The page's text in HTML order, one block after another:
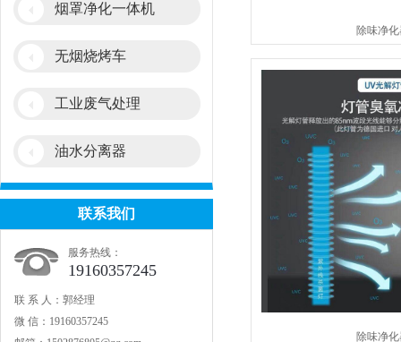
烟罩净化一体机
无烟烧烤车
工业废气处理
油水分离器
联系我们
服务热线：
19160357245
联 系 人：郭经理
微 信：19160357245
除味净
除味净